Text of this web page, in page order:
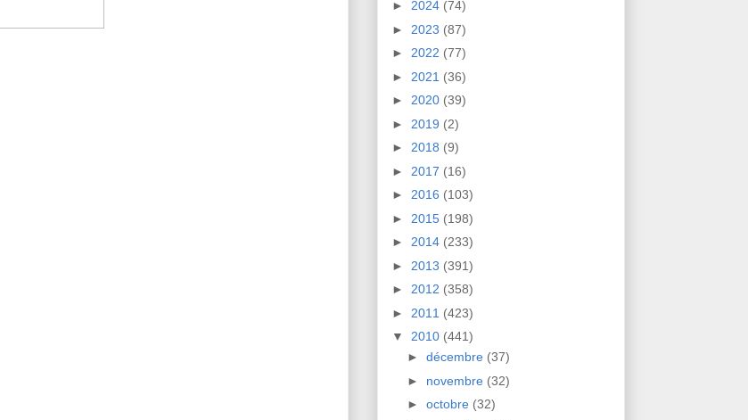
► 2024 (74)
► 2023 (87)
► 2022 (77)
► 2021 (36)
► 2020 (39)
► 2019 (2)
► 2018 (9)
► 2017 (16)
► 2016 (103)
► 2015 (198)
► 2014 (233)
► 2013 (391)
► 2012 (358)
► 2011 (423)
▼ 2010 (441)
► décembre (37)
► novembre (32)
► octobre (32)